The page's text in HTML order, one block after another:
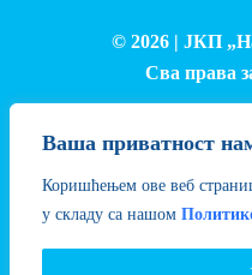
Ваша приватност
Коришћењем ове веб
у складу са нашом
© 2026 | ЈКП
Сва права
Израда и одржавање